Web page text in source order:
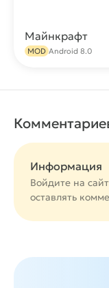
Майнкрафт
MOD Android 8.0
Информация
Войдите на
оставлять